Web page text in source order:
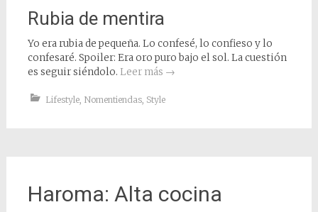
Rubia de mentira
Yo era rubia de pequeña. Lo confesé, lo confieso y lo
confesaré. Spoiler: Era oro puro bajo el sol. La cuestión
es seguir siéndolo. Leer más →
Lifestyle, Nomentiendas, Style
Haroma: Alta cocina